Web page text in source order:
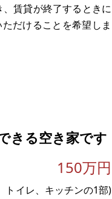
賃貸が終了するときに
だけることを希望しま
ォームが必要かもしれ
きる空き家です
150万円
トイレ、キッチンの1部)